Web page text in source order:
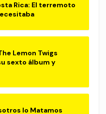
Rica: El terremoto
Lemon Twigs
sexto álbum y
lo Matamos